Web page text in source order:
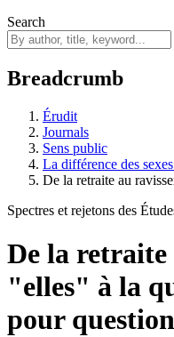
Search
Breadcrumb
Érudit
Journals
Sens public
La différence des
De la retraite au
Spectres et rejetons des
De la retraite
"elles" à la
pour question